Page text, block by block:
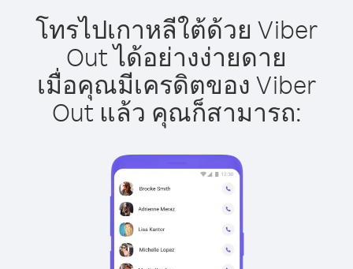
โทรไปเกาหลีใต้ด้วย Viber
Out ได้อย่างง่ายดาย
เมื่อคุณมีเครดิตของ Viber
Out แล้ว คุณก็สามารถ: